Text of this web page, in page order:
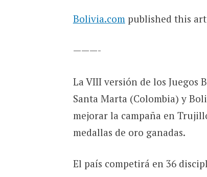
Bolivia.com published this
———-
La VIII versión de los Juegos
Santa Marta (Colombia) y
mejorar la campaña en
medallas de oro ganadas.
El país competirá en 36